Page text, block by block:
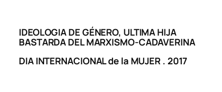
IDEOLOGIA DE GÉNERO, ULTIMA HIJA
BASTARDA DEL MARXISMO-CADAVERINA
DIA INTERNACIONAL de la MUJER . 2017